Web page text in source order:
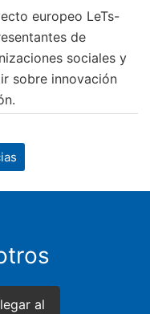
europeo LeTs-
de
sociales y
sobre innovación
al